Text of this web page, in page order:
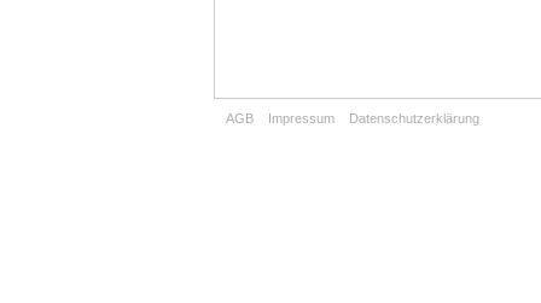
AGB Impressum Datenschutzerklärung